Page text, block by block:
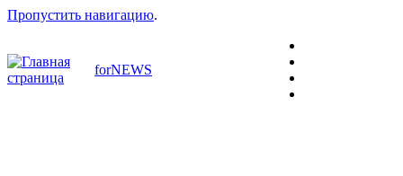
Пропустить навигацию.
forNEWS